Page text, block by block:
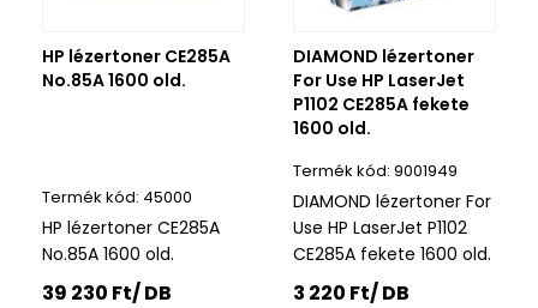
HP lézertoner CE285A
No.85A 1600 old.
45000
HP lézertoner CE285A
No.85A 1600 old.
39 230 Ft/ DB
DIAMOND lézertoner
For Use HP LaserJet
P1102 CE285A fekete
1600 old.
9001949
DIAMOND lézertoner For
Use HP LaserJet P1102
CE285A fekete 1600 old.
3 220 Ft/ DB